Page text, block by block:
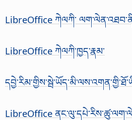
LibreOffice ཀེལཀི་
LibreOffice ཀེལཀི་ཁྱད་རྣམ་
LibreOffice